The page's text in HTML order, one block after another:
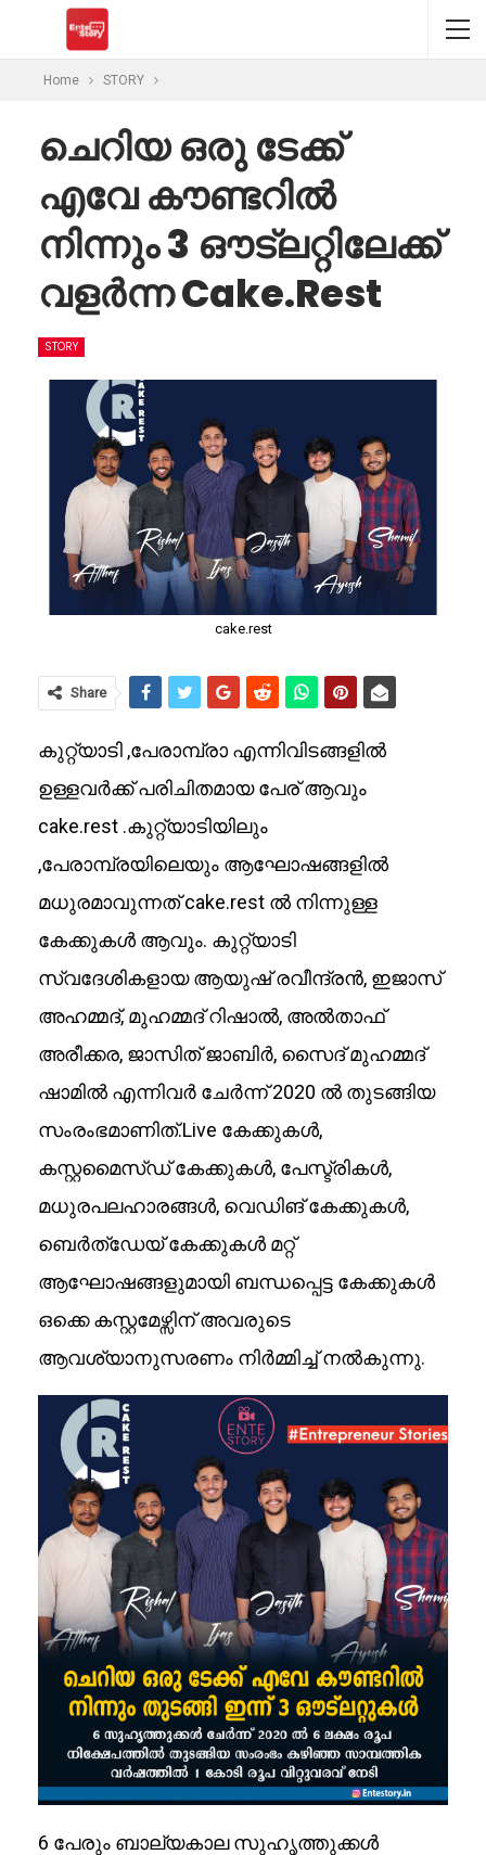
Home STORY
ചെറിയ ഒരു ടേക്ക്
എവേ കൗണ്ടറിൽ
നിന്നും 3 ഔട്ലറ്റിലേക്ക്
വളർന്ന Cake.Rest
STORY
cake.rest
Share
കുറ്റ്യാടി ,പേരാമ്പ്രാ എന്നിവിടങ്ങളിൽ
ഉള്ളവർക്ക് പരിചിതമായ പേര് ആവും
cake.rest .കുറ്റ്യാടിയിലും
,പേരാമ്പ്രയിലെയും ആഘോഷങ്ങളിൽ
മധുരമാവുന്നത് cake.rest ൽ നിന്നുള്ള
കേക്കുകൾ ആവും. കുറ്റ്യാടി
സ്വദേശികളായ ആയുഷ് രവീന്ദ്രൻ, ഇജാസ്
അഹമ്മദ്, മുഹമ്മദ് റിഷാൽ, അൽതാഫ്
അരീക്കര, ജാസിത് ജാബിർ, സൈദ് മുഹമ്മദ്
ഷാമിൽ എന്നിവർ ചേർന്ന് 2020 ൽ തുടങ്ങിയ
സംരംഭമാണിത്.Live കേക്കുകൾ,
കസ്റ്റമൈസ്ഡ് കേക്കുകൾ, പേസ്ട്രികൾ,
മധുരപലഹാരങ്ങൾ, വെഡിങ് കേക്കുകൾ,
ബെർത്ഡേയ് കേക്കുകൾ മറ്റ്
ആഘോഷങ്ങളുമായി ബന്ധപ്പെട്ട കേക്കുകൾ
ഒക്കെ കസ്റ്റമേഴ്സിന് അവരുടെ
ആവശ്യാനുസരണം നിർമ്മിച്ച് നൽകുന്നു.
6 പേരും ബാല്യകാല സുഹൃത്തുക്കൾ